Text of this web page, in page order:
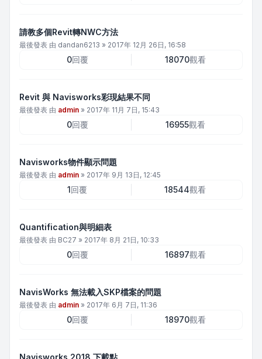
請教多個Revit轉NWC方法
最後發表 由 dandan6213 » 2017年 12月 26日, 16:58
0回覆 18070觀看
Revit 與 Navisworks彩現結果不同
最後發表 由 admin » 2017年 11月 7日, 15:43
0回覆 16955觀看
Navisworks物件顯示問題
最後發表 由 admin » 2017年 9月 13日, 12:45
1回覆 18544觀看
Quantification與明細表
最後發表 由 BC27 » 2017年 8月 21日, 10:33
0回覆 16897觀看
NavisWorks 無法載入SKP檔案的問題
最後發表 由 admin » 2017年 6月 7日, 11:36
0回覆 18970觀看
Navisworks 2018 下載點